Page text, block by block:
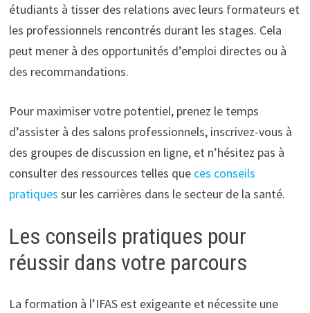
étudiants à tisser des relations avec leurs formateurs et
les professionnels rencontrés durant les stages. Cela
peut mener à des opportunités d’emploi directes ou à
des recommandations.
Pour maximiser votre potentiel, prenez le temps
d’assister à des salons professionnels, inscrivez-vous à
des groupes de discussion en ligne, et n’hésitez pas à
consulter des ressources telles que ces conseils
pratiques sur les carrières dans le secteur de la santé.
Les conseils pratiques pour
réussir dans votre parcours
La formation à l’IFAS est exigeante et nécessite une